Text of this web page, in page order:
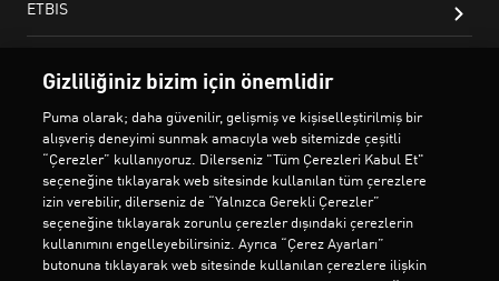
Gizliliğiniz bizim için önemlidir
Puma olarak; daha güvenilir, gelişmiş ve kişiselleştirilmiş bir
alışveriş deneyimi sunmak amacıyla web sitemizde çeşitli
“Çerezler” kullanıyoruz. Dilerseniz "Tüm Çerezleri Kabul Et"
seçeneğine tıklayarak web sitesinde kullanılan tüm çerezlere
izin verebilir, dilerseniz de “Yalnızca Gerekli Çerezler”
seçeneğine tıklayarak zorunlu çerezler dışındaki çerezlerin
kullanımını engelleyebilirsiniz. Ayrıca “Çerez Ayarları”
butonuna tıklayarak web sitesinde kullanılan çerezlere ilişkin